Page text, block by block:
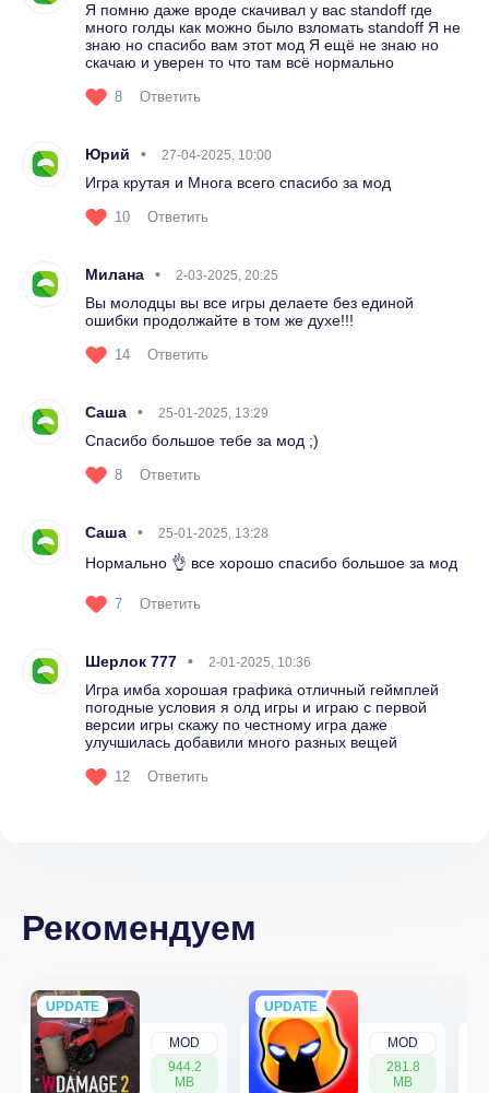
Я помню даже вроде скачивал у вас standoff где
много голды как можно было взломать standoff Я не
знаю но спасибо вам этот мод Я ещё не знаю но
скачаю и уверен то что там всё нормально
8 Ответить
Юрий 27-04-2025, 10:00
Игра крутая и Многа всего спасибо за мод
10 Ответить
Милана 2-03-2025, 20:25
Вы молодцы вы все игры делаете без единой
ошибки продолжайте в том же духе!!!
14 Ответить
Саша 25-01-2025, 13:29
Спасибо большое тебе за мод ;)
8 Ответить
Саша 25-01-2025, 13:28
Нормально 👌 все хорошо спасибо большое за мод
7 Ответить
Шерлок 777 2-01-2025, 10:36
Игра имба хорошая графика отличный геймплей
погодные условия я олд игры и играю с первой
версии игры скажу по честному игра даже
улучшилась добавили много разных вещей
12 Ответить
Рекомендуем
MOD
944.2
MB
UPDATE
NEW
MOD
281.8
MB
UPDATE
NEW